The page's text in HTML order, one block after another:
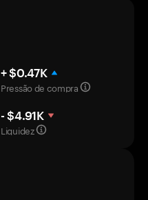
+ $0.47K
Pressão de compra
- $4.91K
Liquidez